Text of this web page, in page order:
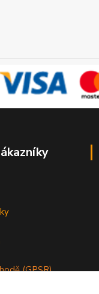
(GPSR)